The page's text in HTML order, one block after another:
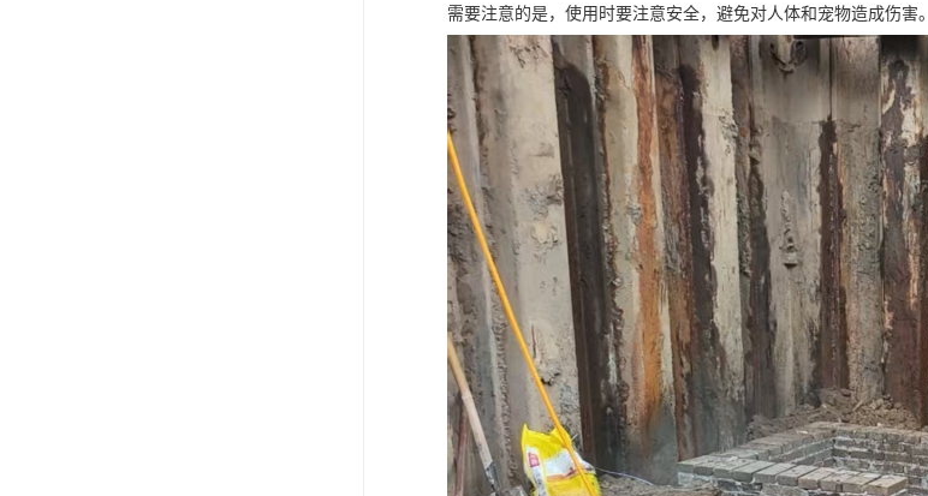
需要注意的是，使用时要注意安全，避免对人体和宠物造成伤害。